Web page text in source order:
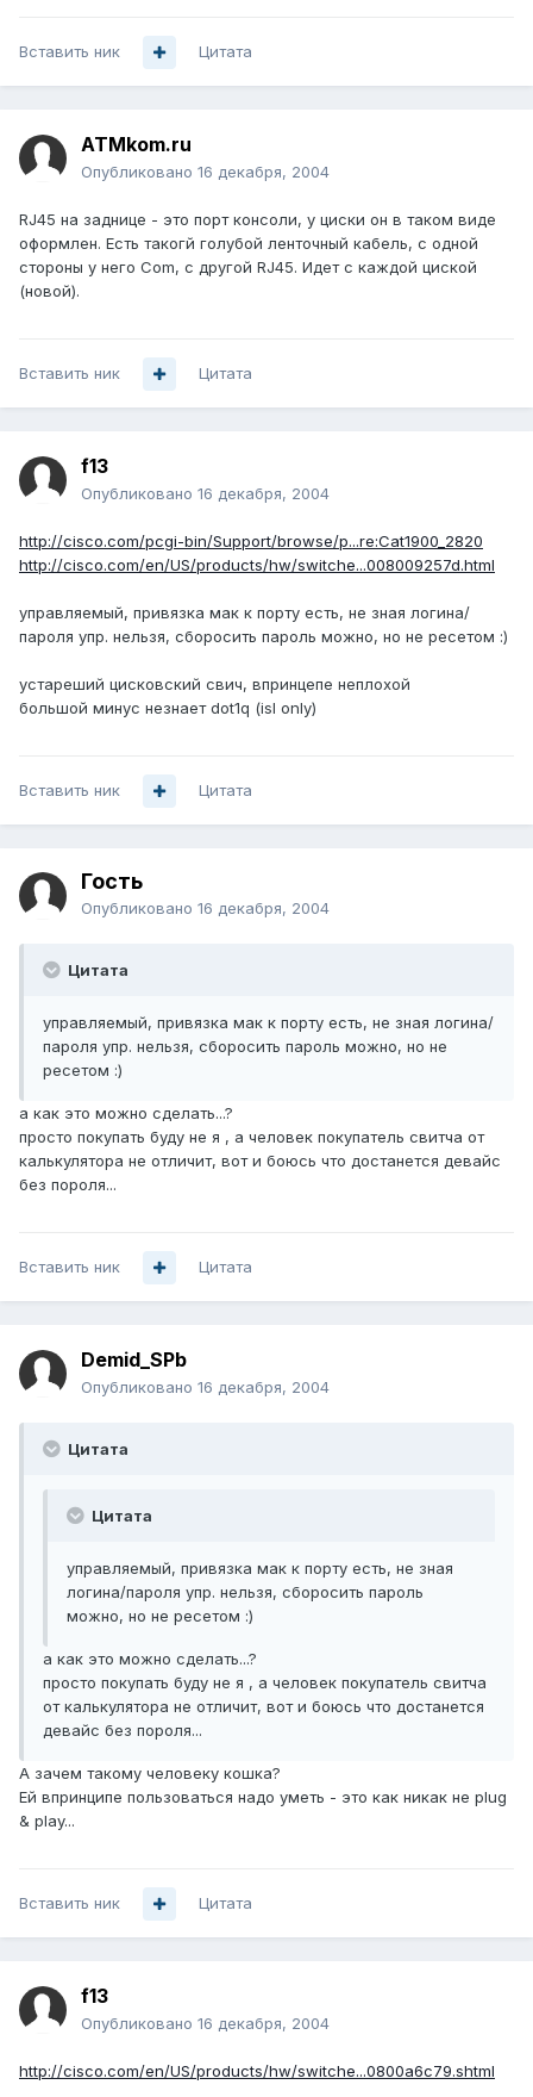
Вставить ник Цитата
ATMkom.ru
Опубликовано 16 декабря, 2004
RJ45 на заднице - это порт консоли, у циски он в таком виде
оформлен. Есть такогй голубой ленточный кабель, с одной
стороны у него Com, с другой RJ45. Идет с каждой циской
(новой).
Вставить ник Цитата
f13
Опубликовано 16 декабря, 2004
http://cisco.com/pcgi-bin/Support/browse/p...re:Cat1900_2820
http://cisco.com/en/US/products/hw/switche...008009257d.html
управляемый, привязка мак к порту есть, не зная логина/
пароля упр. нельзя, сборосить пароль можно, но не ресетом :)
устареший цисковский свич, впринцепе неплохой
большой минус незнает dot1q (isl only)
Вставить ник Цитата
Гость
Опубликовано 16 декабря, 2004
Цитата
управляемый, привязка мак к порту есть, не зная логина/
пароля упр. нельзя, сборосить пароль можно, но не
ресетом :)
а как это можно сделать...?
просто покупать буду не я , а человек покупатель свитча от
калькулятора не отличит, вот и боюсь что достанется девайс
без пороля...
Вставить ник Цитата
Demid_SPb
Опубликовано 16 декабря, 2004
Цитата
Цитата
управляемый, привязка мак к порту есть, не зная
логина/пароля упр. нельзя, сборосить пароль
можно, но не ресетом :)
а как это можно сделать...?
просто покупать буду не я , а человек покупатель свитча
от калькулятора не отличит, вот и боюсь что достанется
девайс без пороля...
А зачем такому человеку кошка?
Ей впринципе пользоваться надо уметь - это как никак не plug
& play...
Вставить ник Цитата
f13
Опубликовано 16 декабря, 2004
http://cisco.com/en/US/products/hw/switche...0800a6c79.shtml